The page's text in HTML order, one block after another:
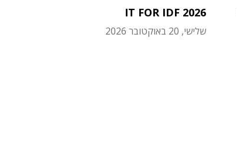
IT FOR IDF 2026
שלישי, 20 באוקטובר 2026